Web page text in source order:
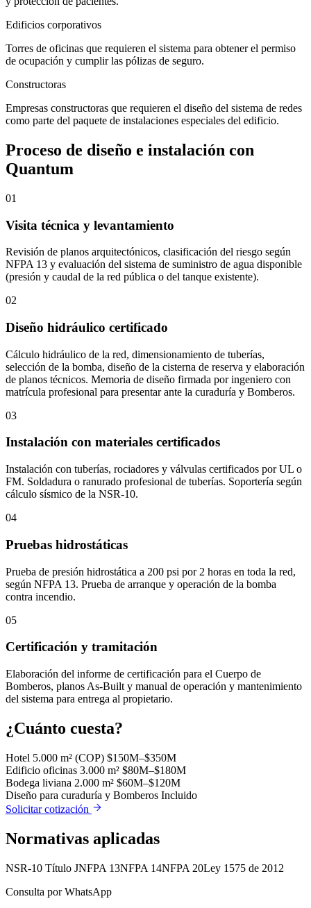
Edificios corporativos
Torres de oficinas que requieren el sistema para obtener el permiso
de ocupación y cumplir las pólizas de seguro.
Constructoras
Empresas constructoras que requieren el diseño del sistema de redes
como parte del paquete de instalaciones especiales del edificio.
Proceso de diseño e instalación con
Quantum
01
Visita técnica y levantamiento
Revisión de planos arquitectónicos, clasificación del riesgo según
NFPA 13 y evaluación del sistema de suministro de agua disponible
(presión y caudal de la red pública o del tanque existente).
02
Diseño hidráulico certificado
Cálculo hidráulico de la red, dimensionamiento de tuberías,
selección de la bomba, diseño de la cisterna de reserva y elaboración
de planos técnicos. Memoria de diseño firmada por ingeniero con
matrícula profesional para presentar ante la curaduría y Bomberos.
03
Instalación con materiales certificados
Instalación con tuberías, rociadores y válvulas certificados por UL o
FM. Soldadura o ranurado profesional de tuberías. Soportería según
cálculo sísmico de la NSR-10.
04
Pruebas hidrostáticas
Prueba de presión hidrostática a 200 psi por 2 horas en toda la red,
según NFPA 13. Prueba de arranque y operación de la bomba
contra incendio.
05
Certificación y tramitación
Elaboración del informe de certificación para el Cuerpo de
Bomberos, planos As-Built y manual de operación y mantenimiento
del sistema para entrega al propietario.
¿Cuánto cuesta?
Hotel 5.000 m² (COP) $150M–$350M
Edificio oficinas 3.000 m² $80M–$180M
Bodega liviana 2.000 m² $60M–$120M
Diseño para curaduría y Bomberos Incluido
Solicitar cotización
Normativas aplicadas
NSR-10 Título JNFPA 13NFPA 14NFPA 20Ley 1575 de 2012
Consulta por WhatsApp